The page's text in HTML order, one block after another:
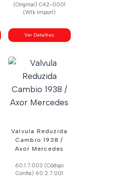
(Original) C42-0001
(Wtk Import)
Ver Detalhes
Valvula Reduzida
Cambio 1938 /
Axor Mercedes
60.1.7.003 (Código
Confia) 60.2.7.001